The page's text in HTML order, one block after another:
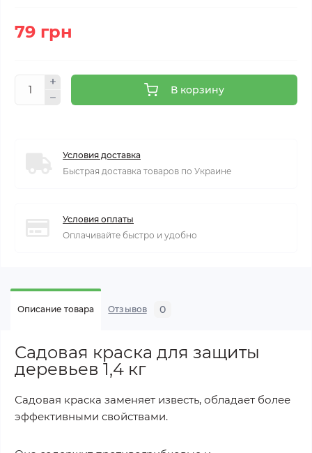
79 грн
В корзину
Условия доставка
Быстрая доставка товаров по Украине
Условия оплаты
Оплачивайте быстро и удобно
Описание товара Отзывов 0
Садовая краска для защиты
деревьев 1,4 кг
Садовая краска заменяет известь, обладает более
эффективными свойствами.